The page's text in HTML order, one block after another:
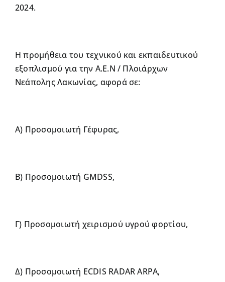
2024.
Η προμήθεια του τεχνικού και εκπαιδευτικού
εξοπλισμού για την Α.Ε.Ν / Πλοιάρχων
Νεάπολης Λακωνίας, αφορά σε:
Α) Προσομοιωτή Γέφυρας,
Β) Προσομοιωτή GMDSS,
Γ) Προσομοιωτή χειρισμού υγρού φορτίου,
Δ) Προσομοιωτή ECDIS RADAR ARPA,